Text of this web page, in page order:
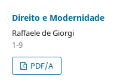
Direito e Modernidade
Raffaele de Giorgi
1-9
PDF/A